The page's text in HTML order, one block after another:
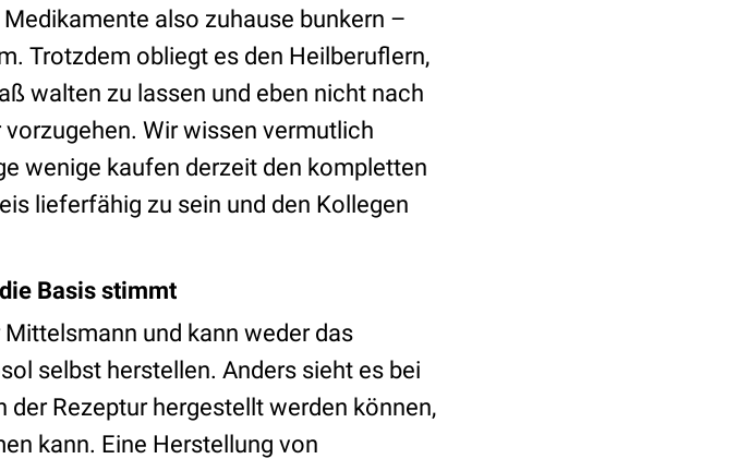
also zuhause bunkern –
Trotzdem obliegt es den Heilberuflern,
walten zu lassen und eben nicht nach
Wir wissen vermutlich
wenige kaufen derzeit den kompletten
lieferfähig zu sein und den Kollegen
Basis stimmt
und kann weder das
selbst herstellen. Anders sieht es bei
Rezeptur hergestellt werden können,
kann. Eine Herstellung von